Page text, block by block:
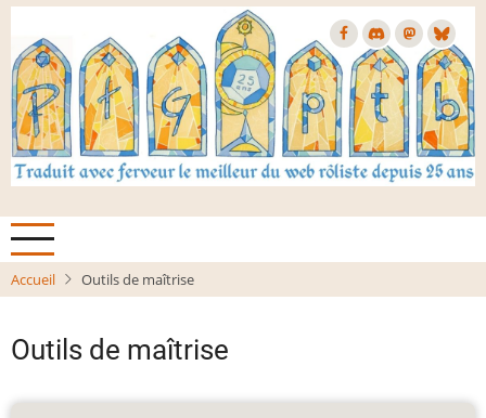
Aller
contenu
principal
Accueil Outils de maîtrise
Outils de maîtrise